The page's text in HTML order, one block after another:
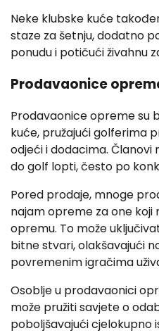
Neke klubske kuće
staze za šetnju, dodatno
ponudu i potičući živahnu
Prodavaonice
Prodavaonice opreme su
kuće, pružajući golferima
odjeći i dodacima. Članovi
do golf lopti, često po
Pored prodaje, mnoge
najam opreme za one koji
opremu. To može
bitne stvari, olakšavajući
povremenim igračima
Osoblje u prodavaonici
može pružiti savjete o
poboljšavajući cjelokupno